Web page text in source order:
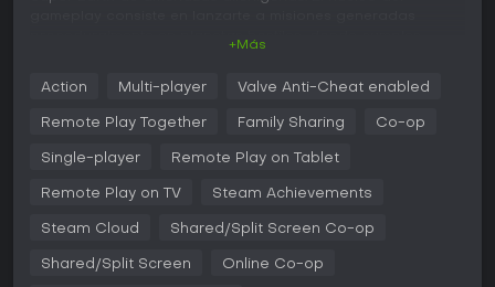
activo, lo que genera tensión porque balas perdidas o
stratagems mal colocados pueden eliminar a tus
potente como bombardeos aéreos, suministros o torretas,
requerir avanzar a través de la niebla de guerra, esquivar
eficiencia por encima del combate interminable, ya que no
hay recompensas por muertes innecesarias.
+Más
Action Multi-player Valve Anti-Cheat enabled
Remote Play Together Family Sharing Co-op
Single-player Remote Play on Tablet
Remote Play on TV Steam Achievements
Steam Cloud Shared/Split Screen Co-op
Shared/Split Screen Online Co-op